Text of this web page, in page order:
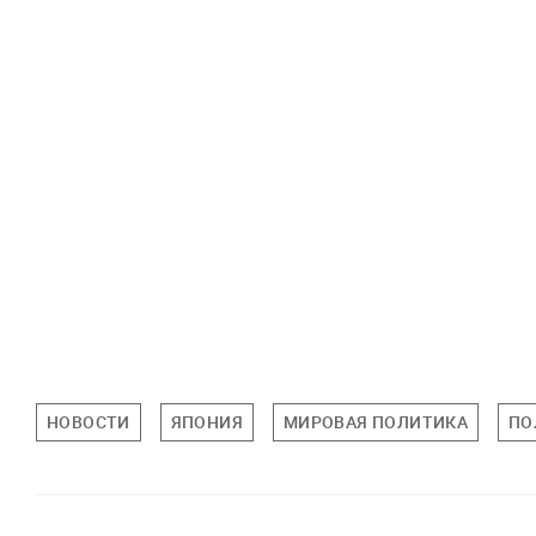
НОВОСТИ ЯПОНИЯ МИРОВАЯ ПОЛИТИКА